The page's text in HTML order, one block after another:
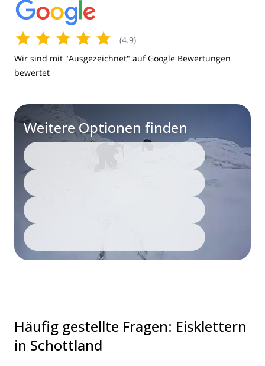
(4.9)
Wir sind mit "Ausgezeichnet" auf Google Bewertungen
bewertet
Weitere Optionen finden
Häufig gestellte Fragen: Eisklettern
in Schottland